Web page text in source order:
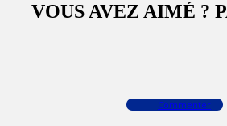
VOUS AVEZ AIMÉ ?
Commenter